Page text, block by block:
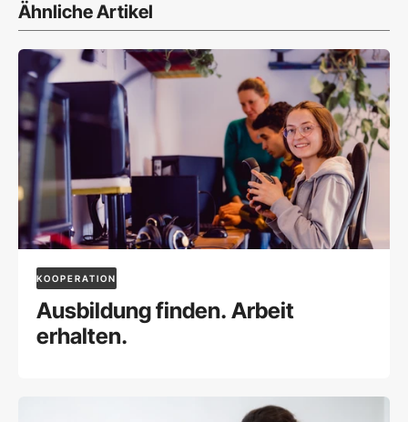
Ähnliche Artikel
KOOPERATION
Ausbildung finden. Arbeit
erhalten.